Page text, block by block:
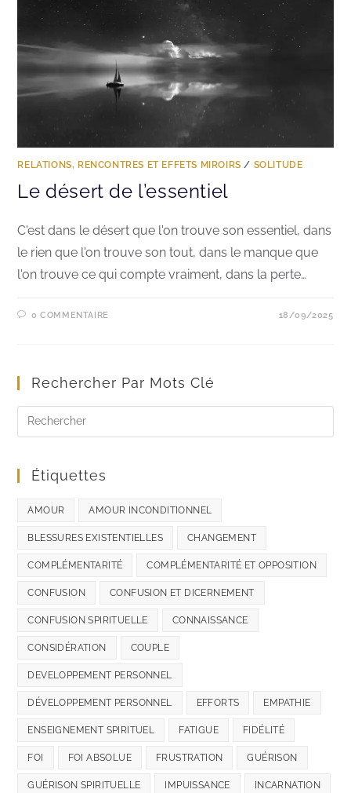
RELATIONS, RENCONTRES ET EFFETS MIROIRS / SOLITUDE
Le désert de l’essentiel
C'est dans le désert que l'on trouve son essentiel, dans
le rien que l'on trouve son tout, dans le manque que
l'on trouve ce qui compte vraiment, dans la perte…
0 COMMENTAIRE 18/09/2025
Rechercher Par Mots Clé
Étiquettes
AMOUR AMOUR INCONDITIONNEL
BLESSURES EXISTENTIELLES CHANGEMENT
COMPLÉMENTARITÉ COMPLÉMENTARITÉ ET OPPOSITION
CONFUSION CONFUSION ET DICERNEMENT
CONFUSION SPIRITUELLE CONNAISSANCE
CONSIDÉRATION COUPLE
DEVELOPPEMENT PERSONNEL
DÉVELOPPEMENT PERSONNEL EFFORTS EMPATHIE
ENSEIGNEMENT SPIRITUEL FATIGUE FIDÉLITÉ
FOI FOI ABSOLUE FRUSTRATION GUÉRISON
GUÉRISON SPIRITUELLE IMPUISSANCE INCARNATION